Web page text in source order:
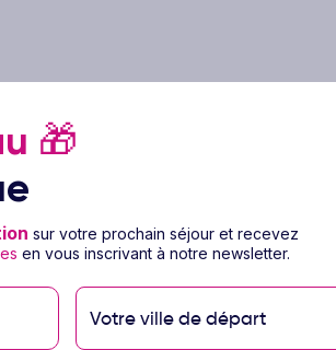
🎁
sur votre prochain séjour et recevez
en vous inscrivant à notre newsletter.
Votre ville de départ